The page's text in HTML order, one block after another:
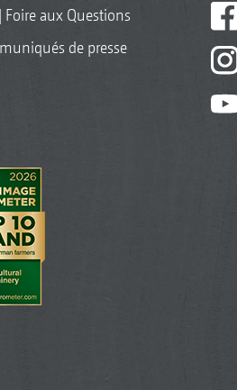
Foire aux Questions
de presse